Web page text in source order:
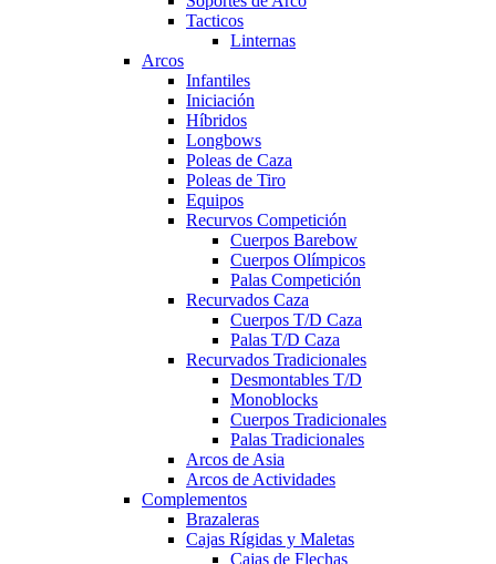
Tacticos
Linternas
Arcos
Infantiles
Iniciación
Híbridos
Longbows
Poleas de Caza
Poleas de Tiro
Equipos
Recurvos Competición
Cuerpos Barebow
Cuerpos Olímpicos
Palas Competición
Recurvados Caza
Cuerpos T/D Caza
Palas T/D Caza
Recurvados Tradicionales
Desmontables T/D
Monoblocks
Cuerpos Tradicionales
Palas Tradicionales
Arcos de Asia
Arcos de Actividades
Complementos
Brazaleras
Cajas Rígidas y Maletas
Cajas de Flechas